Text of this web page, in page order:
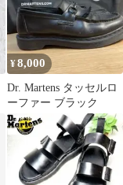
¥8,000
Dr. Martens タッセルロ
ーファー ブラック